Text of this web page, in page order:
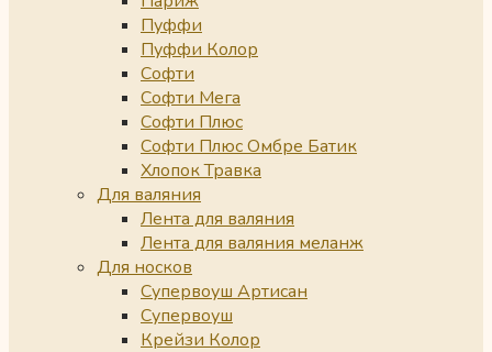
Пуффи
Пуффи Колор
Софти
Софти Мега
Софти Плюс
Софти Плюс Омбре Батик
Хлопок Травка
Для валяния
Лента для валяния
Лента для валяния меланж
Для носков
Супервоуш Артисан
Супервоуш
Крейзи Колор